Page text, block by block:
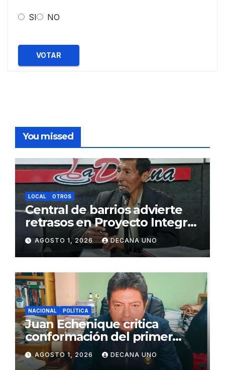
SI NO
VOTAR
You missed
LOCAL OTROS
Central de barrios advierte
retrasos en Proyecto Integral
de Agua y Alcantarillado para
Juliaca
AGOSTO 1, 2026 DECANA UNO
NACIONAL POLÍTICA
Juan Echenique critica
conformación del primer
gabinete ministerial de Keiko
Fujimori
AGOSTO 1, 2026 DECANA UNO